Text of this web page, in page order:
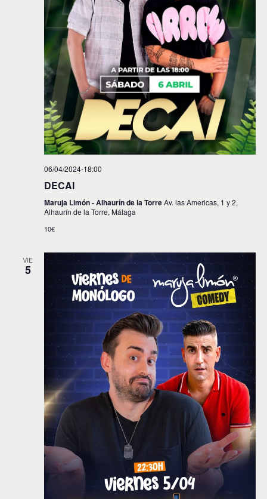
06/04/2024-18:00
DECAI
Maruja Limón - Alhaurín de la TorreAv. las Americas, 1 y 2,
Alhaurín de la Torre, Málaga
10€
VIE
5